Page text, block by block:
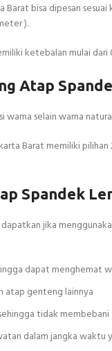
bisa dipesan
).
ketebalan mulai dari
Atap
selain warna
Barat memiliki
Spandek
jika
dapat menghemat
atap genteng lainnya
tidak
dalam jangka waktu